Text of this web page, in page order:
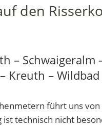
den
– Schwaigeralm
Kreuth –
führt uns
technisch nicht